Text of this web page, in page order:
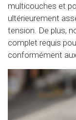
multicouches et
ultérieurement
tension. De plus,
complet requis
conformément